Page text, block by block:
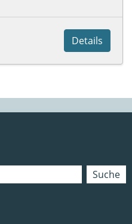
Details
Suche